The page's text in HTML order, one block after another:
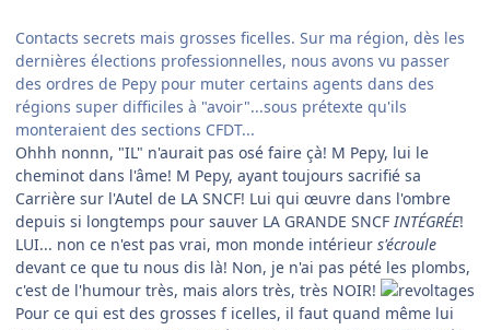
Contacts secrets mais grosses ficelles. Sur ma région, dès les
dernières élections professionnelles, nous avons vu passer
des ordres de Pepy pour muter certains agents dans des
régions super difficiles à "avoir"...sous prétexte qu'ils
monteraient des sections CFDT...
Ohhh nonnn, "IL" n'aurait pas osé faire çà! M Pepy, lui le
cheminot dans l'âme! M Pepy, ayant toujours sacrifié sa
Carrière sur l'Autel de LA SNCF! Lui qui œuvre dans l'ombre
depuis si longtemps pour sauver LA GRANDE SNCFINTÉGRÉE!
LUI... non ce n'est pas vrai, mon monde intérieur s'écroule
devant ce que tu nous dis là! Non, je n'ai pas pété les plombs,
c'est de l'humour très, mais alors très, très NOIR!
Pour ce qui est des grosses f icelles, il faut quand même lui